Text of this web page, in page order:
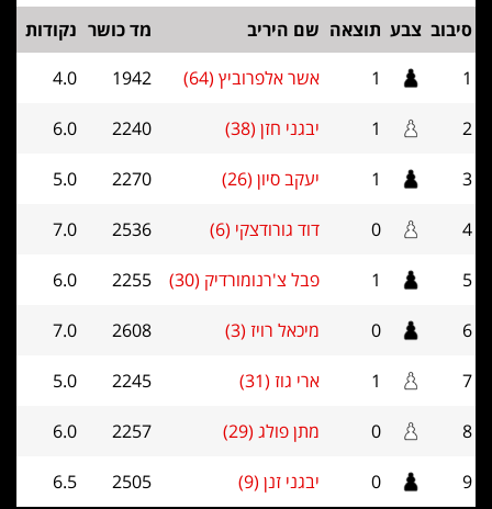
סיבוב צבע תוצאה שם היריב מד כושר נקודות
1
1 אשר אלפרוביץ (64) 1942
4.0
2
1 יבגני חזן (38) 2240
6.0
3
1 יעקב סיון (26) 2270
5.0
4
0 דוד גורודצקי (6) 2536
7.0
5
1 פבל צ'רנומורדיק (30) 2255
6.0
6
0 מיכאל רויז (3) 2608
7.0
7
1 ארי גוז (31) 2245
5.0
8
0 מתן פולג (29) 2257
6.0
9
0 יבגני זנן (9) 2505
6.5